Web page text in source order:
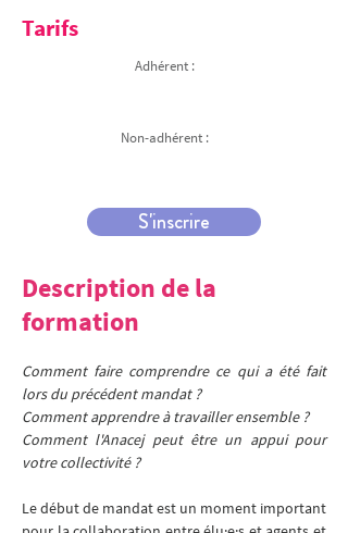
Tarifs
Adhérent :
Non-adhérent :
S'inscrire
Description de la
formation
Comment faire comprendre ce qui a été fait
lors du précédent mandat ?
Comment apprendre à travailler ensemble ?
Comment l'Anacej peut être un appui pour
votre collectivité ?
Le début de mandat est un moment important